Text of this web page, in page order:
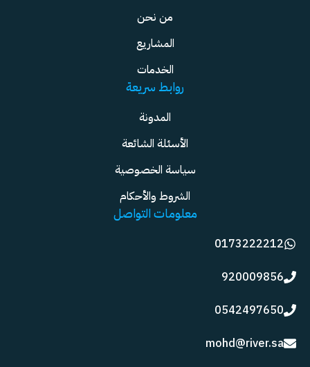
من نحن
المشاريع
الخدمات
روابط سريعة
المدونة
الأسئلة الشائعة
سياسة الخصوصية
الشروط والأحكام
معلومات التواصل
0173222212
920009856
0542497650
mohd@river.sa